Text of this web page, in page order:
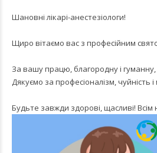
Шановні лікарі-анестезіологи!
Щиро вітаємо вас з професійним
За вашу працю, благородну і гуманну,
Дякуємо за професіоналізм, чуйність
Будьте завжди здорові, щасливі!